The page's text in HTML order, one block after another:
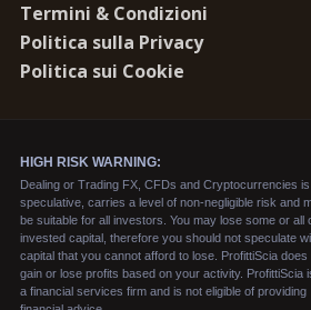
Termini & Condizioni
Politica sulla Privacy
Politica sui Cookie